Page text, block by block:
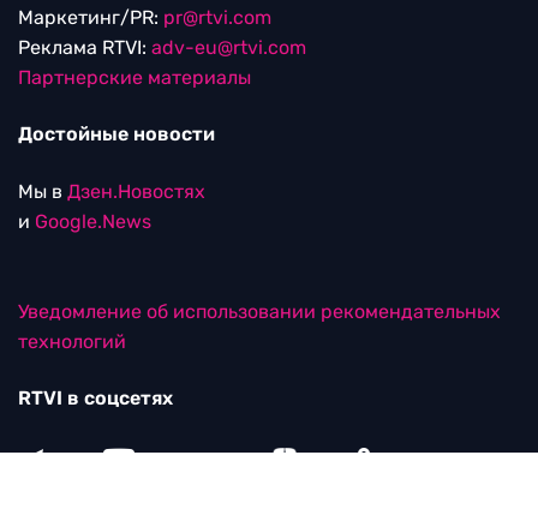
Маркетинг/PR: pr@rtvi.com
Реклама RTVI: adv-eu@rtvi.com
Партнерские материалы
Достойные новости
Мы в Дзен.Новостях
и Google.News
Уведомление об использовании рекомендательных
технологий
RTVI в соцсетях